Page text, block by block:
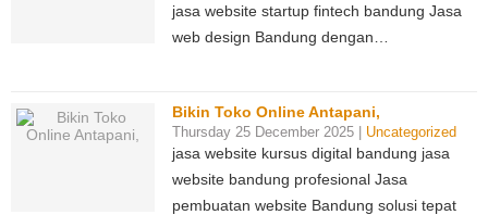
jasa website startup fintech bandung Jasa
web design Bandung dengan…
Bikin Toko Online Antapani,
Thursday 25 December 2025 | Uncategorized
jasa website kursus digital bandung jasa
website bandung profesional Jasa
pembuatan website Bandung solusi tepat